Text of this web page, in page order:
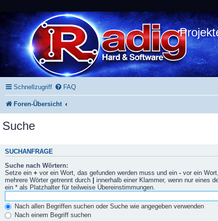
Schnellzugriff FAQ
Foren-Übersicht
Suche
SUCHANFRAGE
Suche nach Wörtern:
Setze ein + vor ein Wort, das gefunden werden muss und ein - vor ein
mehrere Wörter getrennt durch | innerhalb einer Klammer, wenn nur eines
ein * als Platzhalter für teilweise Übereinstimmungen.
Nach allen Begriffen suchen oder Suche wie angegeben verwenden
Nach einem Begriff suchen